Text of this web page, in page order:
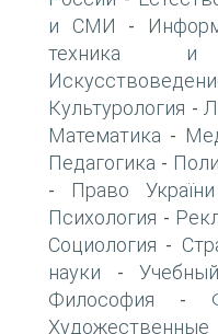
и СМИ -
техника и
Культурология -
Математика -
Педагогика -
- Право України
Психология -
Социология -
науки -
Философия -